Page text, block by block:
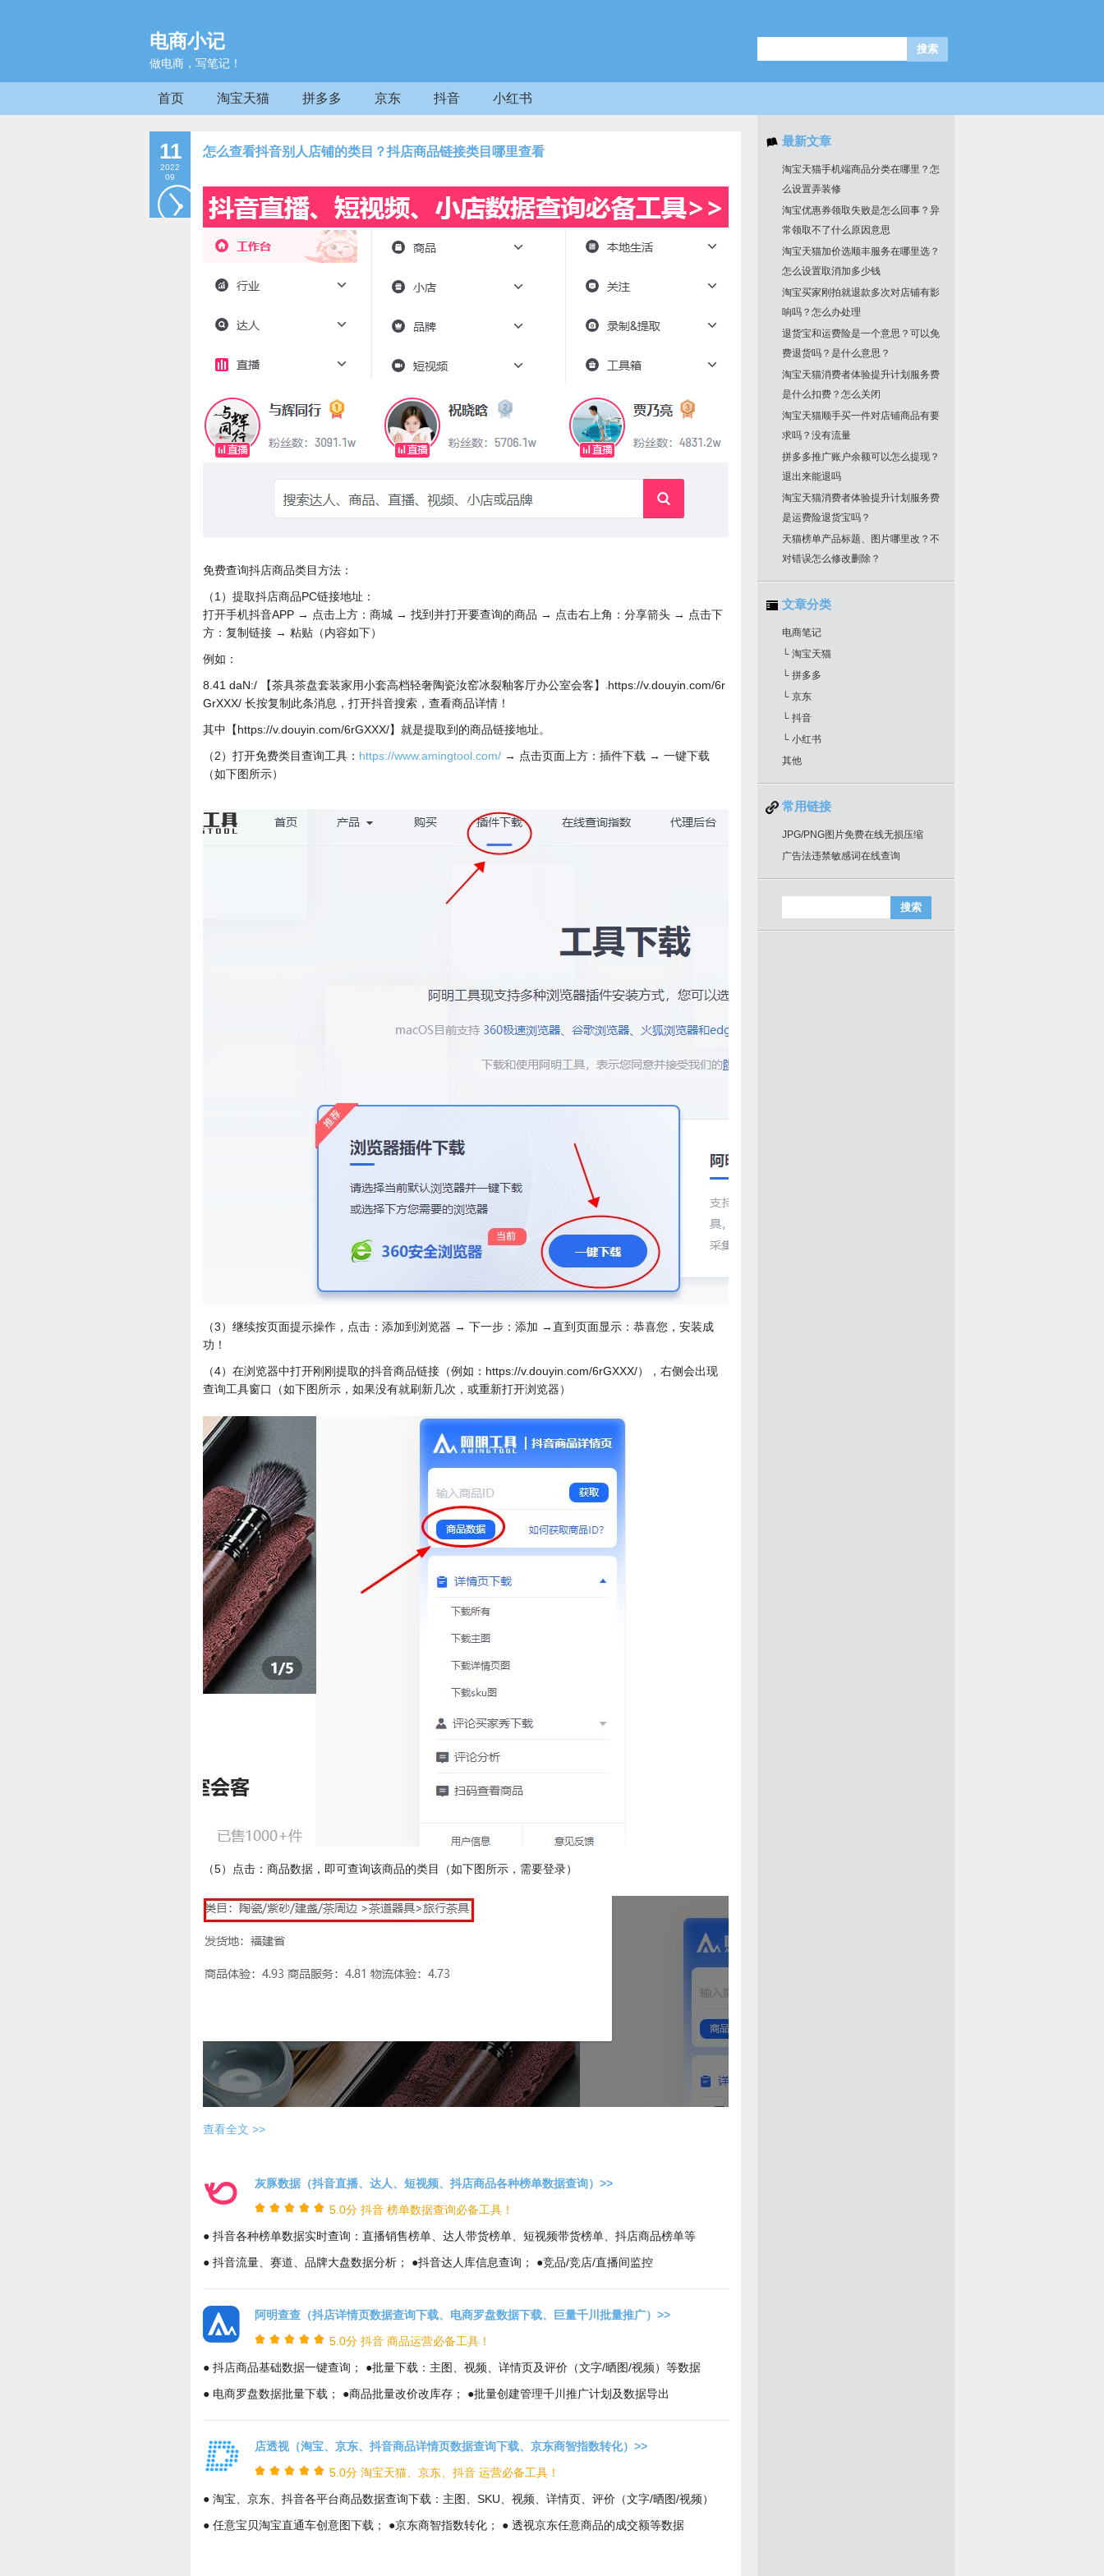
电商小记
做电商，写笔记！
首页 淘宝天猫 拼多多 京东 抖音 小红书
11
2022
09
怎么查看抖音别人店铺的类目？抖店商品链接类目哪里查看
免费查询抖店商品类目方法：
（1）提取抖店商品PC链接地址：
打开手机抖音APP → 点击上方：商城 → 找到并打开要查询的商品 → 点击右上角：分享箭头 → 点击下
方：复制链接 → 粘贴（内容如下）
例如：
8.41 daN:/ 【茶具茶盘套装家用小套高档轻奢陶瓷汝窑冰裂釉客厅办公室会客】
https://v.douyin.com/6r
GrXXX/ 长按复制此条消息，打开抖音搜索，查看商品详情！
其中【https://v.douyin.com/6rGXXX/】就是提取到的商品链接地址。
（2）打开免费类目查询工具： https://www.amingtool.com/ → 点击页面上方：插件下载 → 一键下载
（如下图所示）
（3）继续按页面提示操作，点击：添加到浏览器 → 下一步：添加 →直到页面显示：恭喜您，安装成
功！
（4）在浏览器中打开刚刚提取的抖音商品链接（例如： https://v.douyin.com/6rGXXX/），右侧会出现
查询工具窗口（如下图所示，如果没有就刷新几次，或重新打开浏览器）
（5）点击：商品数据，即可查询该商品的类目（如下图所示，需要登录）
查看全文 >>
灰豚数据（抖音直播、达人、短视频、抖店商品各种榜单数据查询）>>
5.0分 抖音 榜单数据查询必备工具！
● 抖音各种榜单数据实时查询：直播销售榜单、达人带货榜单、短视频带货榜单、抖店商品榜单等
● 抖音流量、赛道、品牌大盘数据分析； ●抖音达人库信息查询； ●竞品/竞店/直播间监控
阿明查查（抖店详情页数据查询下载、电商罗盘数据下载、巨量千川批量推广）>>
5.0分 抖音 商品运营必备工具！
● 抖店商品基础数据一键查询； ●批量下载：主图、视频、详情页及评价（文字/晒图/视频）等数据
● 电商罗盘数据批量下载； ●商品批量改价改库存； ●批量创建管理千川推广计划及数据导出
店透视（淘宝、京东、抖音商品详情页数据查询下载、京东商智指数转化）>>
5.0分 淘宝天猫、京东、抖音 运营必备工具！
● 淘宝、京东、抖音各平台商品数据查询下载：主图、SKU、视频、详情页、评价（文字/晒图/视频）
● 任意宝贝淘宝直通车创意图下载； ●京东商智指数转化； ● 透视京东任意商品的成交额等数据
最新文章
淘宝天猫手机端商品分类在哪里？怎
么设置弄装修
淘宝优惠券领取失败是怎么回事？异
常领取不了什么原因意思
淘宝天猫加价选顺丰服务在哪里选？
怎么设置取消加多少钱
淘宝买家刚拍就退款多次对店铺有影
响吗？怎么办处理
退货宝和运费险是一个意思？可以免
费退货吗？是什么意思？
淘宝天猫消费者体验提升计划服务费
是什么扣费？怎么关闭
淘宝天猫顺手买一件对店铺商品有要
求吗？没有流量
拼多多推广账户余额可以怎么提现？
退出来能退吗
淘宝天猫消费者体验提升计划服务费
是运费险退货宝吗？
天猫榜单产品标题、图片哪里改？不
对错误怎么修改删除？
文章分类
电商笔记
└ 淘宝天猫
└ 拼多多
└ 京东
└ 抖音
└ 小红书
其他
常用链接
JPG/PNG图片免费在线无损压缩
广告法违禁敏感词在线查询